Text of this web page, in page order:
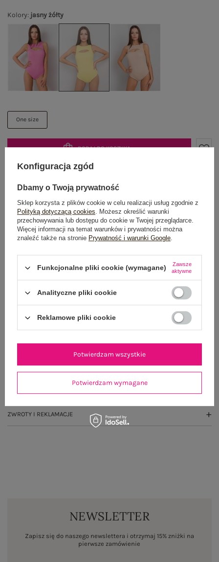
Kolory: jasny żółty
One size
DODAJ DO KOSZYKA
Możesz kupić także poprzez:
Dostawaod 7,99 zł
Do darmowej dostawy brakuje 200,00 zł
Wysyłka wponiedziałek
OPIS PRODUKTU
GŁÓWNE PARAMETRY
OPINIE O PRODUKCIE (0)
ZWROTY I REKLAMACJE
NEWSLETTER
Zapisz się do naszego newslettera i otrzymaj 15% zniżki na
pierwsze zamówienie
Konfiguracja zgód
Dbamy o Twoją prywatność
Sklep korzysta z plików cookie w celu realizacji usług zgodnie z
Polityką dotyczącą cookies. Możesz określić warunki
przechowywania lub dostępu do cookie w Twojej przeglądarce.
Więcej informacji na temat warunków i prywatności można
znaleźć także na stronie Prywatność i warunki Google.
Funkcjonalne pliki cookie (wymagane)
Zawsze
aktywne
Analityczne pliki cookie
Reklamowe pliki cookie
Potwierdzam wymagane
Potwierdzam wszystkie